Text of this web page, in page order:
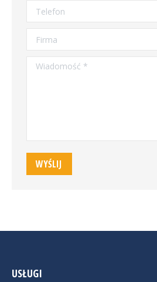
Telefon
Firma
Wiadomość *
WYŚLIJ
USŁUGI